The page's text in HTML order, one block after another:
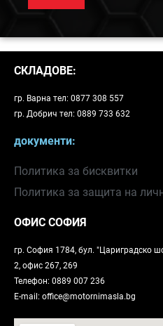
СКЛАДОВЕ:
гр. Варна тел: 0877 308 557
гр. Добрич тел: 0889 733 632
документи:
Политика за бисквитки
Политика за защита на
ОФИС СОФИЯ
гр. София 1784, бул. "Цариградско
2, офис 267, 269
Телефон: 0889 007 236
E-mail: office@motornimasla.bg